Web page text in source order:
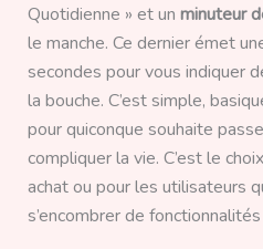
Quotidienne » et un minuteur
le manche. Ce dernier émet
secondes pour vous indiquer
la bouche. C’est simple,
pour quiconque souhaite
compliquer la vie. C’est le
achat ou pour les utilisateurs
s’encombrer de